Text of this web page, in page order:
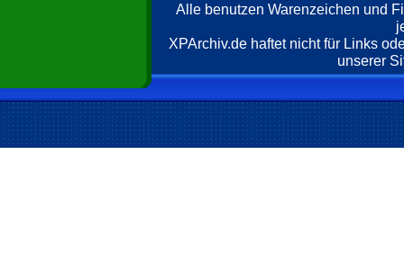
Alle benutzen Warenzeichen und
XPArchiv.de haftet nicht für Links
unserer